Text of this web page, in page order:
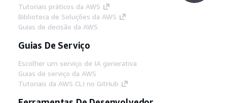
Tutoriais práticos da AWS
Biblioteca de Soluções da AWS
Guias de decisão da AWS
Guias De Serviço
Escolher um serviço de IA generativa
Guias de serviço da AWS
Tutoriais da AWS CLI no GitHub